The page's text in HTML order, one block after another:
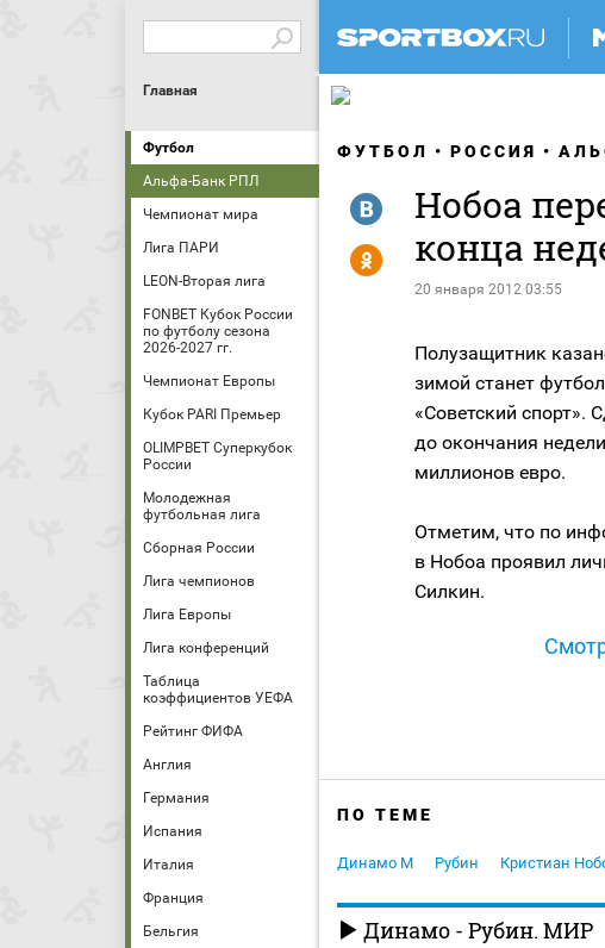
Главная
Футбол
Альфа-Банк РПЛ
Чемпионат мира
Лига ПАРИ
LEON-Вторая лига
FONBET Кубок России
по футболу сезона
2026-2027 гг.
Чемпионат Европы
Кубок PARI Премьер
OLIMPBET Суперкубок
России
Молодежная
футбольная лига
Сборная России
Лига чемпионов
Лига Европы
Лига конференций
Таблица
коэффициентов УЕФА
Рейтинг ФИФА
Англия
Германия
Испания
Италия
Франция
Бельгия
ФУТБОЛ РОССИЯ
Нобоа
конца
20 января 2012 03:55
R
Y
Полузащитник
зимой станет
«Советский спорт».
до окончания
миллионов евро.
Отметим, что по
в Нобоа проявил
Силкин.
ПО ТЕМЕ
Динамо М Рубин Кристиан
Динамо - Рубин. МИР